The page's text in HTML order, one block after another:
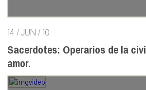
14 / JUN / 10
Sacerdotes: Operarios de la
amor.